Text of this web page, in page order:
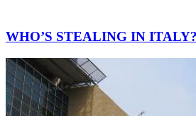
WHO’S STEALING IN